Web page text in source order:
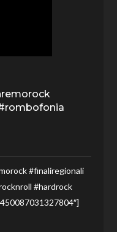
#finaliregionali
#hardrock